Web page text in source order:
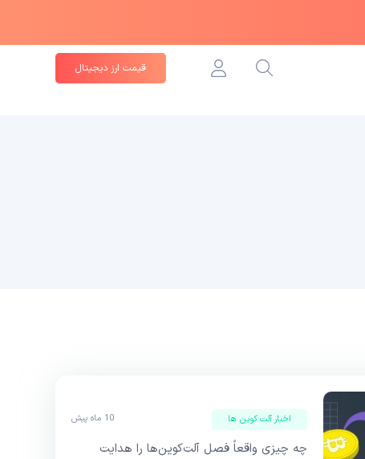
قیمت ارز دیجیتال
اخبار آلت کوین ها 10 ماه پیش
چه چیزی واقعاً فصل آلت‌کوین‌ها را هدایت